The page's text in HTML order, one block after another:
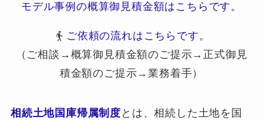
モデル事例の概算御見積金額はこちらです。
ご依頼の流れはこちらです。
（ご相談→概算御見積金額のご提示→正式御見
積金額のご提示→業務着手）
相続土地国庫帰属制度 とは、相続した土地を国